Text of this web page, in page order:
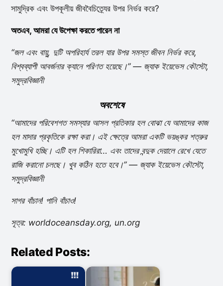
সামুদ্রিক এবং উপকূলীয় জীববৈচিত্র্যের উপর নির্ভর করে?
অতএব, আমরা যে উপেক্ষা করতে পারেন না
“জল এবং বায়ু, দুটি অপরিহার্য তরল যার উপর সমস্ত জীবন নির্ভর করে,
বিশ্বব্যাপী আবর্জনার ক্যানে পরিণত হয়েছে।” — জ্যাক ইয়েভেস কৌস্টো,
সমুদ্রবিজ্ঞানী
অবশেষে
“আমাদের পরিবেশগত সমস্যার আসল প্রতিকার হল বোঝা যে আমাদের কাজ
হল মাদার প্রকৃতিকে রক্ষা করা। এই ক্ষেত্রে আমরা একটি ভয়ঙ্কর শত্রুর
মুখোমুখি হচ্ছি। এটি হল শিকারিরা… এবং তাদের বন্দুক দেয়ালে রেখে যেতে
রাজি করানো চলছে। খুব কঠিন হতে হবে।” — জ্যাক ইয়েভেস কৌস্টো,
সমুদ্রবিজ্ঞানী
সাগর বাঁচান! পানি বাঁচাও!
সূত্র: worldoceansday.org, un.org
Related Posts: